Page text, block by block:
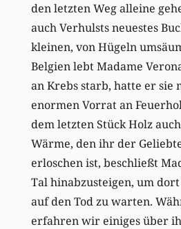
den letzten Weg alleine
auch Verhulsts neuestes
kleinen, von Hügeln
Belgien lebt Madame
an Krebs starb, hatte er sie
enormen Vorrat an
dem letzten Stück Holz
Wärme, den ihr der
erloschen ist, beschließt
Tal hinabzusteigen, um
auf den Tod zu warten.
erfahren wir einiges über